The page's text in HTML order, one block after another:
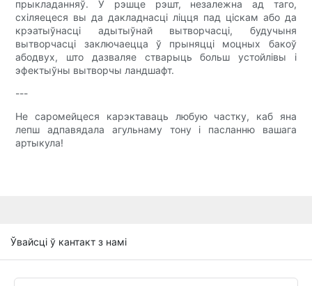
прыкладанняў. У рэшце рэшт, незалежна ад таго,
схіляецеся вы да дакладнасці ліцця пад ціскам або да
крэатыўнасці адытыўнай вытворчасці, будучыня
вытворчасці заключаецца ў прыняцці моцных бакоў
абодвух, што дазваляе стварыць больш устойлівы і
эфектыўны вытворчы ландшафт.
---
Не саромейцеся карэктаваць любую частку, каб яна
лепш адпавядала агульнаму тону і пасланню вашага
артыкула!
Ўвайсці ў кантакт з намі